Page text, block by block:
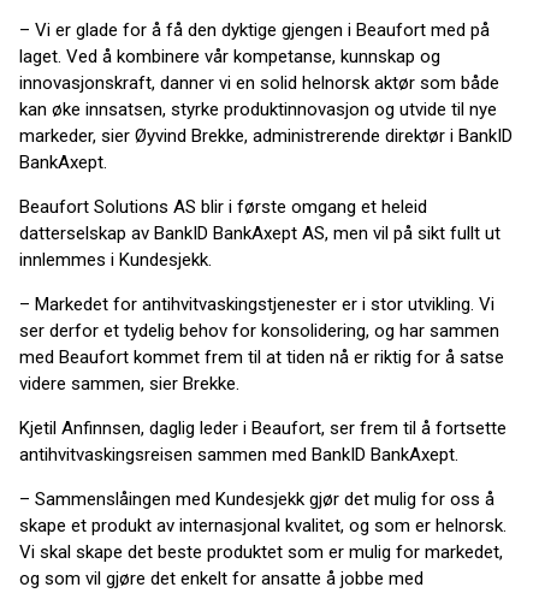
– Vi er glade for å få den dyktige gjengen i Beaufort med på
laget. Ved å kombinere vår kompetanse, kunnskap og
innovasjonskraft, danner vi en solid helnorsk aktør som både
kan øke innsatsen, styrke produktinnovasjon og utvide til nye
markeder, sier Øyvind Brekke, administrerende direktør i BankID
BankAxept.
Beaufort Solutions AS blir i første omgang et heleid
datterselskap av BankID BankAxept AS, men vil på sikt fullt ut
innlemmes i Kundesjekk.
– Markedet for antihvitvaskingstjenester er i stor utvikling. Vi
ser derfor et tydelig behov for konsolidering, og har sammen
med Beaufort kommet frem til at tiden nå er riktig for å satse
videre sammen, sier Brekke.
Kjetil Anfinnsen, daglig leder i Beaufort, ser frem til å fortsette
antihvitvaskingsreisen sammen med BankID BankAxept.
– Sammenslåingen med Kundesjekk gjør det mulig for oss å
skape et produkt av internasjonal kvalitet, og som er helnorsk.
Vi skal skape det beste produktet som er mulig for markedet,
og som vil gjøre det enkelt for ansatte å jobbe med